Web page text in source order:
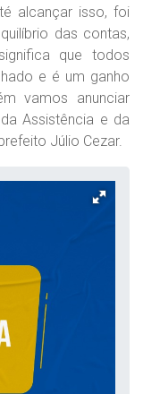
alcançar isso, foi
das contas,
que todos
e é um ganho
vamos anunciar
Assistência e da
Júlio Cezar.